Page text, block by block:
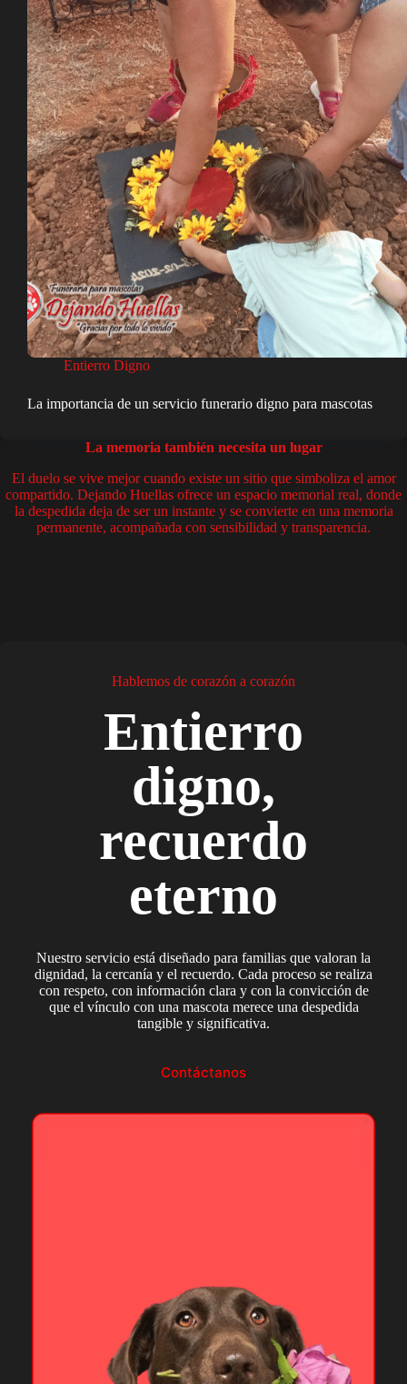
Entierro Digno
La importancia de un servicio funerario digno para mascotas
La memoria también necesita un lugar
El duelo se vive mejor cuando existe un sitio que simboliza el amor
compartido. Dejando Huellas ofrece un espacio memorial real, donde
la despedida deja de ser un instante y se convierte en una memoria
permanente, acompañada con sensibilidad y transparencia.
Hablemos de corazón a corazón
Entierro
digno,
recuerdo
eterno
Nuestro servicio está diseñado para familias que valoran la
dignidad, la cercanía y el recuerdo. Cada proceso se realiza
con respeto, con información clara y con la convicción de
que el vínculo con una mascota merece una despedida
tangible y significativa.
Contáctanos